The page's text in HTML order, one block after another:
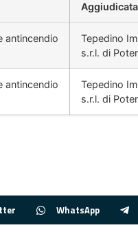
antincendio
Tepedino
s.r.l. di
antincendio
Tepedino
s.r.l. di
WhatsApp